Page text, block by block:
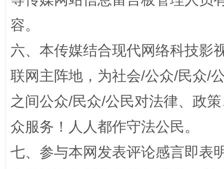
容。
六、本传媒结合现代网络科技影
联网主阵地，为社会/公众/民众/
之间公众/民众/公民对法律、政
众服务！人人都作守法公民。
七、参与本网发表评论感言即表